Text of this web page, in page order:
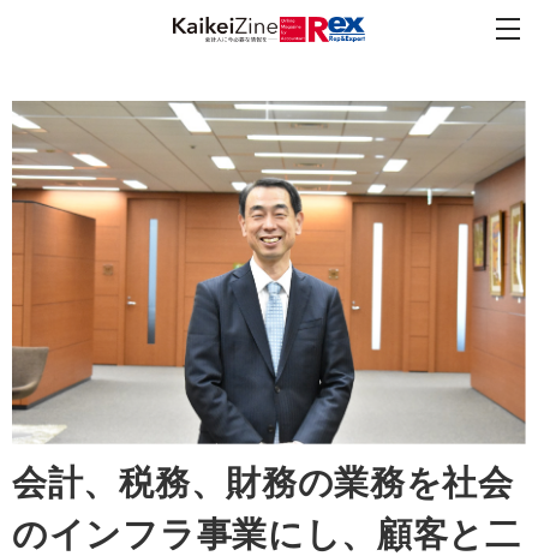
会計、税務、財務の業務を社会
のインフラ事業にし、顧客と二